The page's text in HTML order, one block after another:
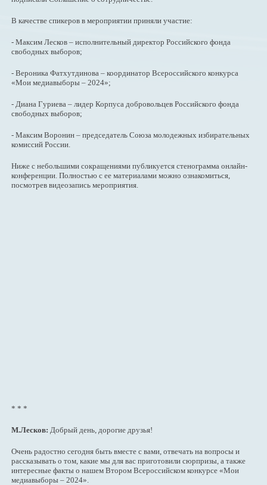
В качестве спикеров в мероприятии приняли участие:
- Максим Лесков – исполнительный директор Российского фонда
свободных выборов;
- Вероника Фатхутдинова – координатор Всероссийского конкурса
«Мои медиавыборы – 2024»;
- Диана Гуриева – лидер Корпуса добровольцев Российского фонда
свободных выборов;
- Максим Воронин – председатель Союза молодежных избирательных
комиссий России.
Ниже с небольшими сокращениями публикуется стенограмма онлайн-
конференции. Полностью с ее материалами можно ознакомиться,
посмотрев видеозапись мероприятия.
* * *
М.Лесков: Добрый день, дорогие друзья!
Очень радостно сегодня быть вместе с вами, отвечать на вопросы и
рассказывать о том, какие мы для вас приготовили сюрпризы, а также
интересные факты о нашем Втором Всероссийском конкурсе «Мои
медиавыборы – 2024».